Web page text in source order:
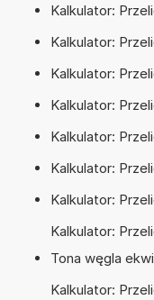
Kalkulator:
Kalkulator:
Kalkulator:
Kalkulator:
Kalkulator:
Kalkulator:
Kalkulator:
Kalkulator:
Tona węgla
Kalkulator: